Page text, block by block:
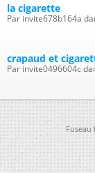
la cigarette
Par invite678b164a
crapaud et
Par invite0496604c